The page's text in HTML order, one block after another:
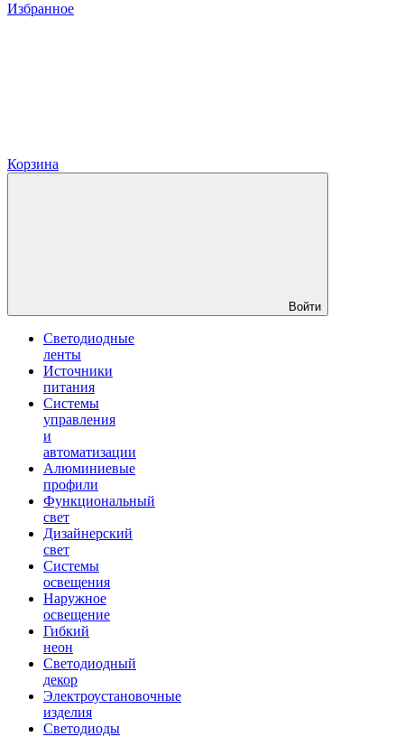
Избранное
Корзина
Войти
Светодиодные
ленты
Источники
питания
Системы
управления
и
автоматизации
Алюминиевые
профили
Функциональный
свет
Дизайнерский
свет
Системы
освещения
Наружное
освещение
Гибкий
неон
Светодиодный
декор
Электроустановочные
изделия
Светодиоды